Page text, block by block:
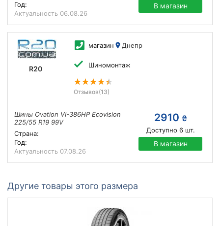
Год:
Актуальность 06.08.26
В магазин
R20
магазин Днепр
Шиномонтаж
Отзывов(13)
Шины Ovation VI-386HP Ecovision
225/55 R19 99V
Страна:
Год:
Актуальность 07.08.26
2910 ₴
Доступно 6шт.
В магазин
Другие товары этого размера